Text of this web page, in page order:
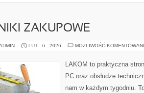
ZAKUPOWE
LUT - 6 - 2026 MOŻLIWOŚĆ
LAKOM to praktyczna
PC oraz obsłudze
nam w każdym tygodniu.